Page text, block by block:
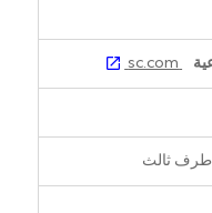
طرف ثالث